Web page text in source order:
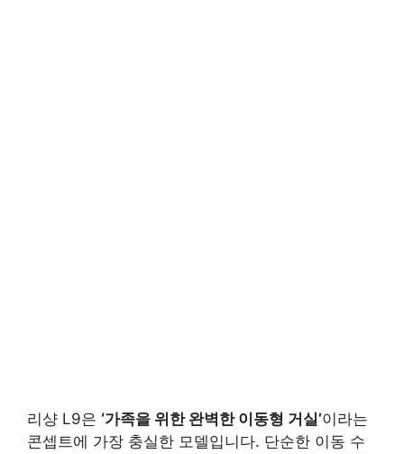
리샹 L9은 ‘가족을 위한 완벽한 이동형 거실’이라는
콘셉트에 가장 충실한 모델입니다. 단순한 이동 수